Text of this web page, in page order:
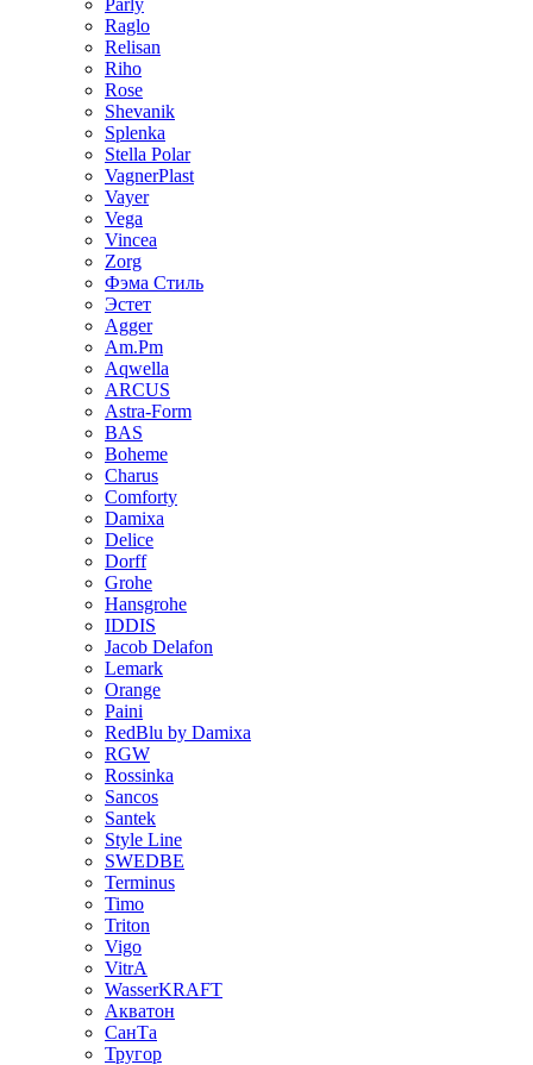
Parly
Raglo
Relisan
Riho
Rose
Shevanik
Splenka
Stella Polar
VagnerPlast
Vayer
Vega
Vincea
Zorg
Фэма Стиль
Эстет
Agger
Am.Pm
Aqwella
ARCUS
Astra-Form
BAS
Boheme
Charus
Comforty
Damixa
Delice
Dorff
Grohe
Hansgrohe
IDDIS
Jacob Delafon
Lemark
Orange
Paini
RedBlu by Damixa
RGW
Rossinka
Sancos
Santek
Style Line
SWEDBE
Terminus
Timo
Triton
Vigo
VitrA
WasserKRAFT
Акватон
СанТа
Тругор